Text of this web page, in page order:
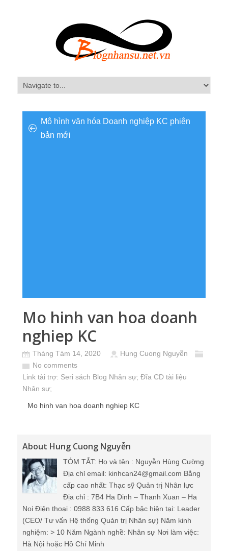
Mô hình văn hóa Doanh nghiệp KC phiên
bản mới
Mo hinh van hoa doanh
nghiep KC
Tháng Tám 14, 2020
Hung Cuong Nguyễn
No comments
Link tài trợ: Seri sách Blog Nhân sự; Đĩa CD tài liệu
Nhân sự;
Mo hinh van hoa doanh nghiep KC
About Hung Cuong Nguyễn
TÓM TẮT: Họ và tên : Nguyễn Hùng Cường
Địa chỉ email: kinhcan24@gmail.com Bằng
cấp cao nhất: Thạc sỹ Quản trị Nhân lực
Địa chỉ : 7B4 Ha Dinh – Thanh Xuan – Ha
Noi Điện thoại : 0988 833 616 Cấp bậc hiện tại: Leader
(CEO/ Tư vấn Hệ thống Quản trị Nhân sự) Năm kinh
nghiệm: > 10 Năm Ngành nghề: Nhân sự Nơi làm việc:
Hà Nội hoặc Hồ Chí Minh